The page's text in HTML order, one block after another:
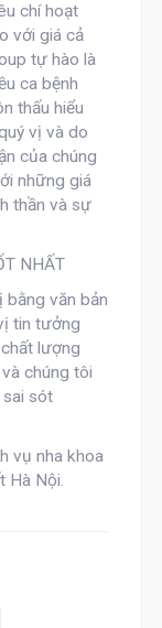
chí hoạt
với giá cả
tự hào là
ca bệnh
thấu hiểu
vị và do
của chúng
những giá
thần và sự
NHẤT
bằng văn bản
tin tưởng
lượng
chúng tôi
sai sót
vụ nha khoa
Hà Nội.